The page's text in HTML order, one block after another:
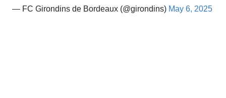
— FC Girondins de Bordeaux (@girondins) May 6, 2025